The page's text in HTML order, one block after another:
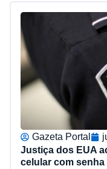
Gazeta Portal
Justiça dos EUA
celular com